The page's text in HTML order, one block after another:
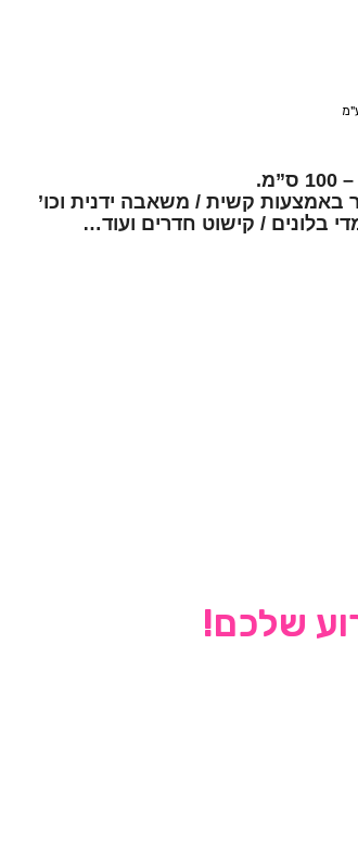
באמצעות קשית / משאבה ידנית וכו’
בלונים / קישוט חדרים ועוד…
שלכם!